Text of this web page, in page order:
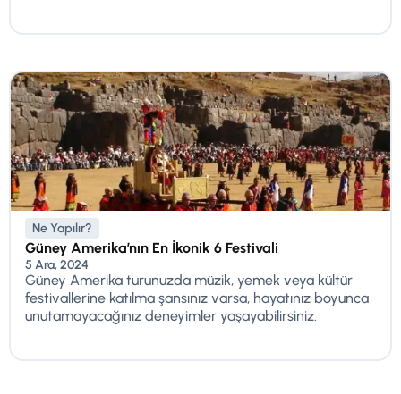
Ne Yapılır?
Güney Amerika’nın En İkonik 6 Festivali
5 Ara, 2024
Güney Amerika turunuzda müzik, yemek veya kültür
festivallerine katılma şansınız varsa, hayatınız boyunca
unutamayacağınız deneyimler yaşayabilirsiniz.